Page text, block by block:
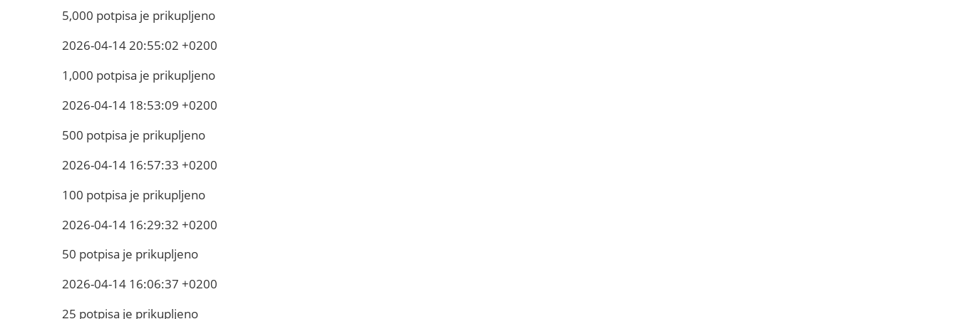
5,000 potpisa je prikupljeno
2026-04-14 20:55:02 +0200
1,000 potpisa je prikupljeno
2026-04-14 18:53:09 +0200
500 potpisa je prikupljeno
2026-04-14 16:57:33 +0200
100 potpisa je prikupljeno
2026-04-14 16:29:32 +0200
50 potpisa je prikupljeno
2026-04-14 16:06:37 +0200
25 potpisa je prikupljeno